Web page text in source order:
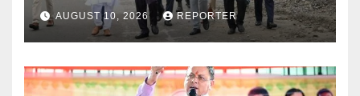
AUGUST 10, 2026 REPORTER